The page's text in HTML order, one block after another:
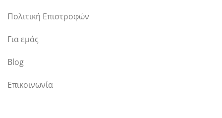
Πολιτική Επιστροφών
Για εμάς
Blog
Επικοινωνία